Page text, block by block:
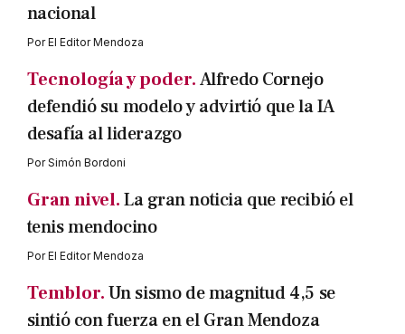
nacional
PorEl Editor Mendoza
Tecnología y poder.Alfredo Cornejo
defendió su modelo y advirtió que la IA
desafía al liderazgo
PorSimón Bordoni
Gran nivel.La gran noticia que recibió el
tenis mendocino
PorEl Editor Mendoza
Temblor.Un sismo de magnitud 4,5 se
sintió con fuerza en el Gran Mendoza